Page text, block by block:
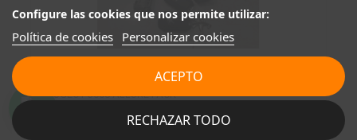
CONMUTADOR DE ARRANQUE 9804007480
PEUGEOT 3008 ALLURE PACK
9804007480
Configure las cookies que nos permite utilizar:
Política de cookies Personalizar cookies
RECHAZAR TODO
ACEPTO